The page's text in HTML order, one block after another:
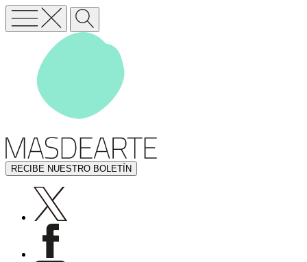
RECIBE NUESTRO BOLETÍN